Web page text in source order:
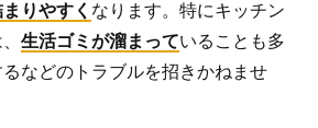
りやすく なります。特にキッチン
生活ゴミが溜まっていることも多
などのトラブルを招きかねませ